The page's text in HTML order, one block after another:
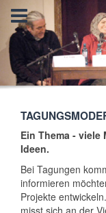
Ein Thema -
Ideen.
Bei Tagungen
informieren
Projekte
misst sich an der